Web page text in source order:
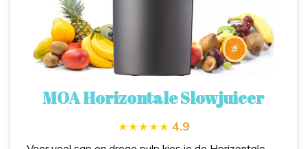
MOA Horizontale Slowjuicer
4.9